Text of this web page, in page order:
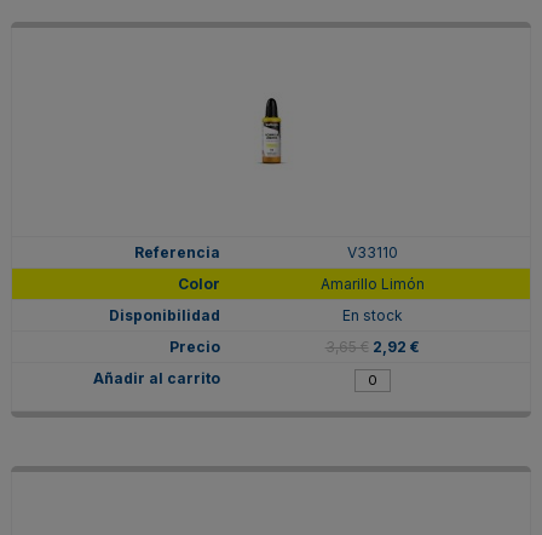
V33110
Amarillo Limón
En stock
3,65 € 2,92 €